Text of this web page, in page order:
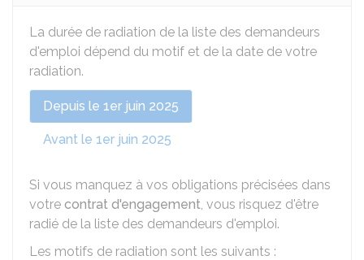
La durée de radiation de la liste des demandeurs
d'emploi dépend du motif et de la date de votre
radiation.
Depuis le 1er juin 2025
Avant le 1er juin 2025
Si vous manquez à vos obligations précisées dans
votre contrat d'engagement, vous risquez d'être
radié de la liste des demandeurs d'emploi.
Les motifs de radiation sont les suivants :